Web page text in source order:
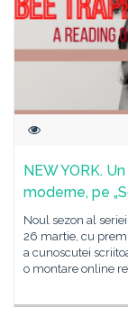
NEW YORK.
moderne, pe
Noul sezon al
26 martie, cu
a cunoscutei
o montare online